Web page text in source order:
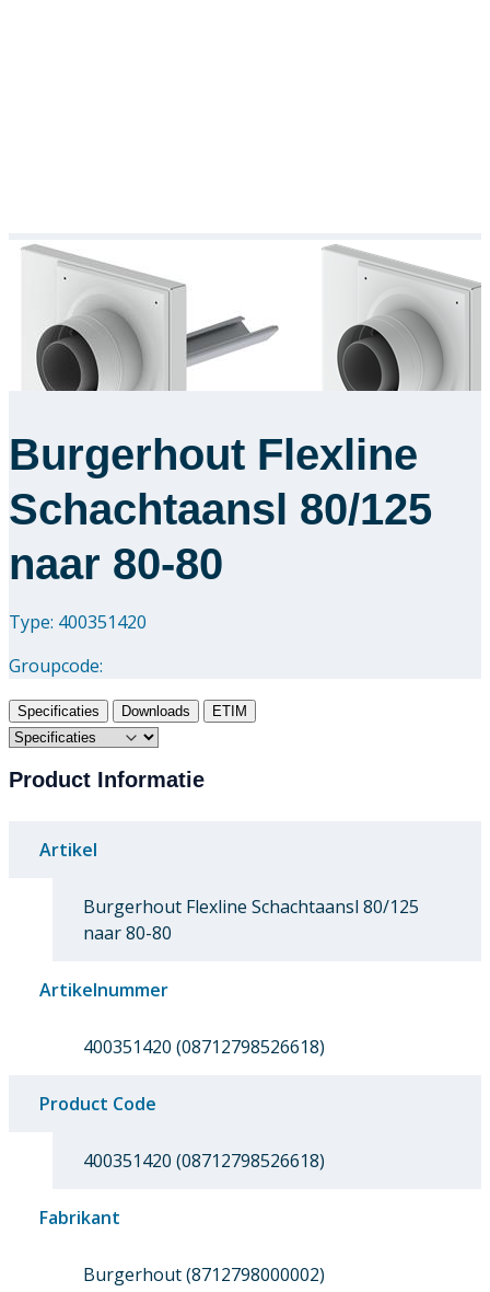
Burgerhout Flexline
Schachtaansl 80/125
naar 80-80
Type: 400351420
Groupcode:
Specificaties Downloads ETIM
Product Informatie
Artikel
Burgerhout Flexline Schachtaansl 80/125
naar 80-80
Artikelnummer
400351420 (08712798526618)
Product Code
400351420 (08712798526618)
Fabrikant
Burgerhout (8712798000002)